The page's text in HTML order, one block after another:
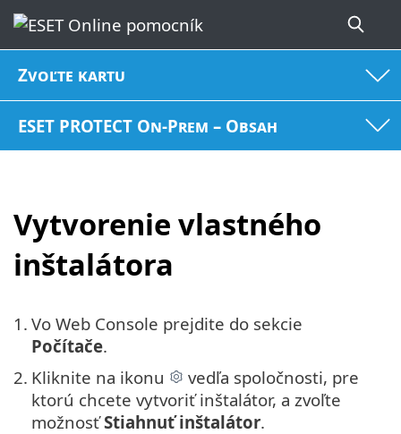
Zvoľte kartu
ESET PROTECT On-Prem – Obsah
Vytvorenie vlastného
inštalátora
1. Vo Web Console prejdite do sekcie
Počítače.
2. Kliknite na ikonu
vedľa spoločnosti, pre
ktorú chcete vytvoriť inštalátor, a zvoľte
možnosťStiahnuť inštalátor.